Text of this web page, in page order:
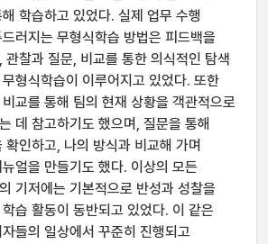
학습하고 있었다. 실제 업무 수행
러지는 무형식학습 방법은 피드백을
관찰과 질문, 비교를 통한 의식적인 탐색
형식학습이 이루어지고 있었다. 또한
교를 통해 팀의 현재 상황을 객관적으로
데 참고하기도 했으며, 질문을 통해
확인하고, 나의 방식과 비교해 가며
얼을 만들기도 했다. 이상의 모든
기저에는 기본적으로 반성과 성찰을
습 활동이 동반되고 있었다. 이 같은
들의 일상에서 꾸준히 진행되고